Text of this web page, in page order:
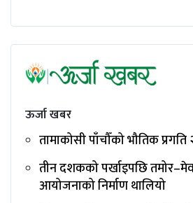
ऊर्जा खबर
तामाकोसी पाँचौँको भौतिक प्रगति
तीन दशकको पर्खाइपछि
आयोजनाको निर्माण थालियो